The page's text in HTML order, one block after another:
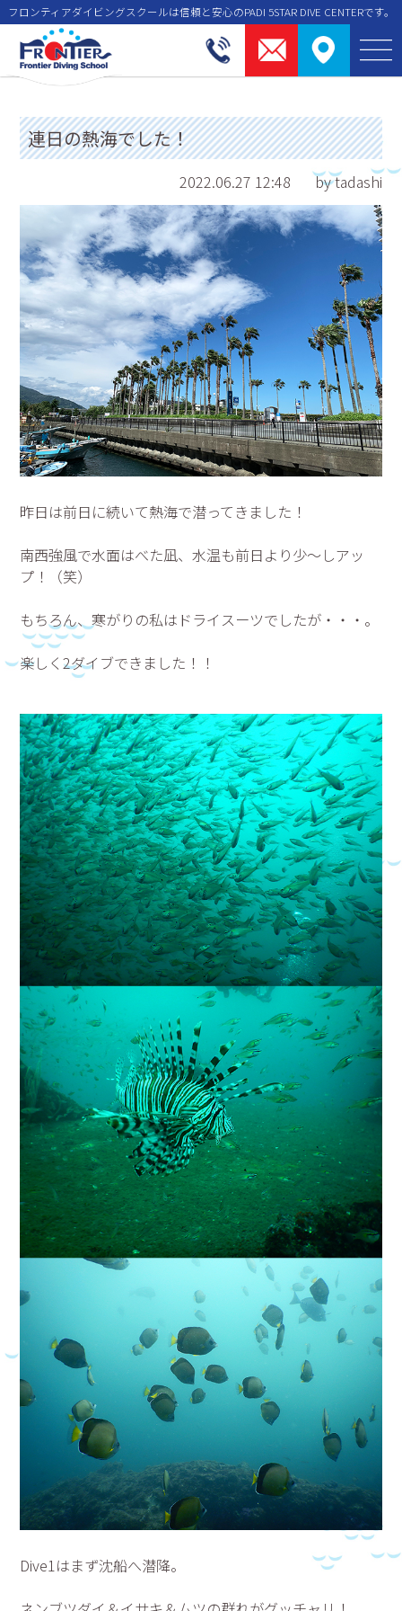
フロンティアダイビングスクールは信頼と安⼼のPADI 5STAR DIVE CENTERです。
連日の熱海でした！
2022.06.27 12:48 by tadashi
昨日は前日に続いて熱海で潜ってきました！
南西強風で水面はべた凪、水温も前日より少～しアッ
プ！（笑）
もちろん、寒がりの私はドライスーツでしたが・・・。
楽しく2ダイブできました！！
Dive1はまず沈船へ潜降。